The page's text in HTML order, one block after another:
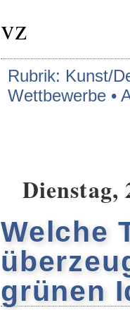
vz
Rubrik: Kunst/
Wettbewerbe •
Dienstag,
Welche
grünen